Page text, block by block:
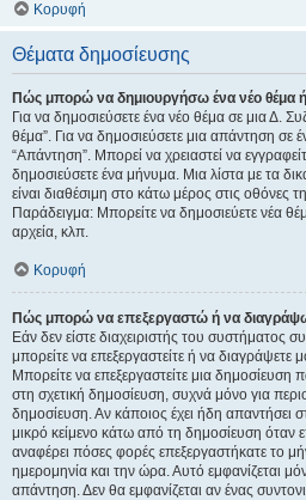
Κορυφή
Θέματα δημοσίευσης
Πώς μπορώ να δημιουργήσω ένα νέο θέμα
Για να δημοσιεύσετε ένα νέο θέμα σε μια Δ.
θέμα”. Για να δημοσιεύσετε μια απάντηση σε
“Απάντηση”. Μπορεί να χρειαστεί να
δημοσιεύσετε ένα μήνυμα. Μια λίστα με τα
είναι διαθέσιμη στο κάτω μέρος στις οθόνες
Παράδειγμα: Μπορείτε να δημοσιεύετε νέα
αρχεία, κλπ.
Κορυφή
Πώς μπορώ να επεξεργαστώ ή να
Εάν δεν είστε διαχειριστής του συστήματος
μπορείτε να επεξεργαστείτε ή να
Μπορείτε να επεξεργαστείτε μια δημοσίευση
στη σχετική δημοσίευση, συχνά μόνο για
δημοσίευση. Αν κάποιος έχει ήδη απαντήσει
μικρό κείμενο κάτω από τη δημοσίευση όταν
αναφέρει πόσες φορές επεξεργαστήκατε το
ημερομηνία και την ώρα. Αυτό εμφανίζεται
απάντηση. Δεν θα εμφανίζεται αν ένας